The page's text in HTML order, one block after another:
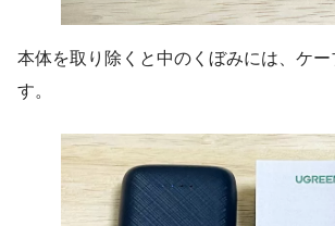
本体を取り除くと中のくぼみには、ケー
す。